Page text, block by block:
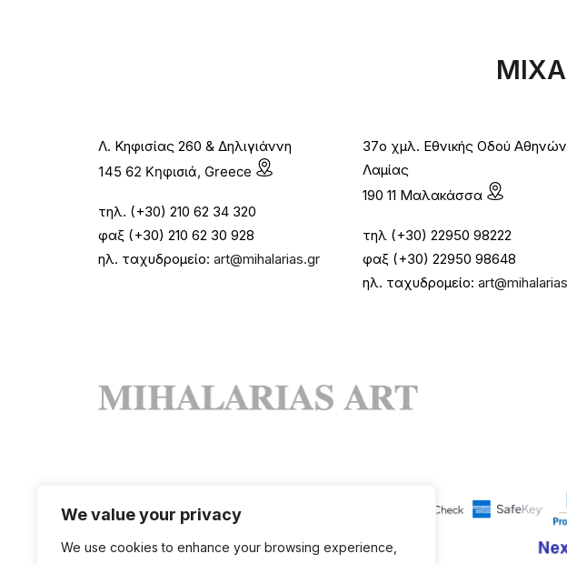
We value your privacy
We use cookies to enhance your browsing experience,
Λ. Κηφισίας 260 & Δηλιγιάννη
145 62 Κηφισιά, Greece
τηλ. (+30) 210 62 34 320
φαξ (+30) 210 62 30 928
ηλ. ταχυδρομείο: art@mihalarias.gr
37ο χμλ. Εθνικής Οδού
Λαμίας
190 11 Μαλακάσσα
τηλ (+30) 22950 98222
φαξ (+30) 22950 98648
ηλ. ταχυδρομείο: